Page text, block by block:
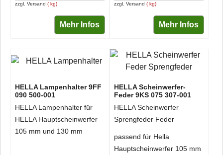
zzgl. Versand kg
Mehr Infos
zzgl. Versand kg
Mehr Infos
HELLA Lampenhalter 9FF
090 500-001
HELLA Lampenhalter für
HELLA Hauptscheinwerfer
105 mm und 130 mm
HELLA Scheinwerfer-
Feder 9KS 075 307-001
HELLA Scheinwerfer
Sprengfeder Feder
passend für Hella
Hauptscheinwerfer 105 mm